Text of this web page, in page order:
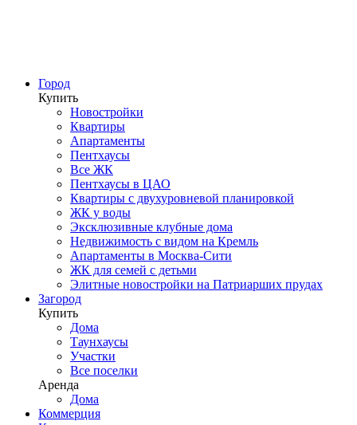
Город
Купить
Новостройки
Квартиры
Апартаменты
Пентхаусы
Все ЖК
Пентхаусы в ЦАО
Квартиры с двухуровневой планировкой
ЖК у воды
Эксклюзивные клубные дома
Недвижимость с видом на Кремль
Апартаменты в Москва-Сити
ЖК для семей с детьми
Элитные новостройки на Патриарших прудах
Загород
Купить
Дома
Таунхаусы
Участки
Все поселки
Аренда
Дома
Коммерция